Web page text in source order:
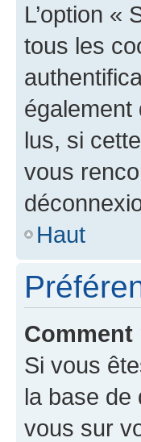
L’option «
tous les
également
lus, si
vous
Haut
Si vous
la base de
vous sur